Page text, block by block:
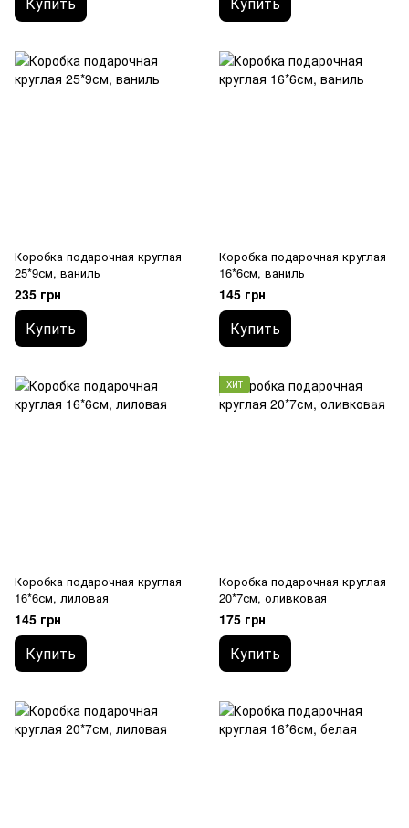
Коробка подарочная круглая
25*9см, ваниль
235 грн
Купить
Коробка подарочная круглая
16*6см, ваниль
145 грн
Купить
Коробка подарочная круглая
16*6см, лиловая
145 грн
Купить
ХИТ
Коробка подарочная круглая
20*7см, оливковая
175 грн
Купить